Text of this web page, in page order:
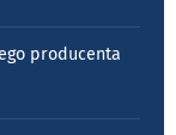
producenta